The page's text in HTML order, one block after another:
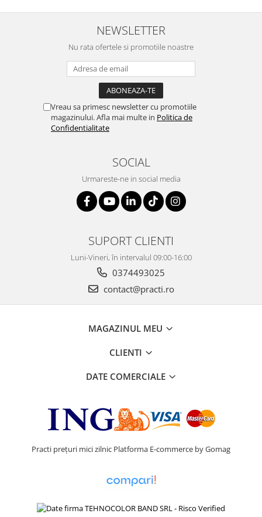
NEWSLETTER
Nu rata ofertele si promotiile noastre
Vreau sa primesc newsletter cu promotiile
magazinului. Afla mai multe in Politica de
Confidentialitate
SOCIAL
Urmareste-ne in social media
SUPORT CLIENTI
Luni-Vineri, în intervalul 09:00-16:00
0374493025
contact@practi.ro
MAGAZINUL MEU
CLIENTI
DATE COMERCIALE
Practi prețuri mici zilnic Platforma E-commerce by Gomag